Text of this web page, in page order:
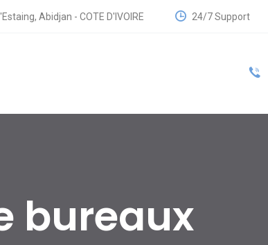
Abidjan - COTE D'IVOIRE 24/7 Support
bureaux